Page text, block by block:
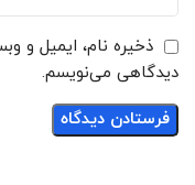
ذخیره نام، ایمیل و
دیدگاهی می‌نویسم.